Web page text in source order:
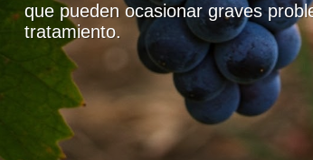
El vertido de aguas residuales
contaminación, lo que puede